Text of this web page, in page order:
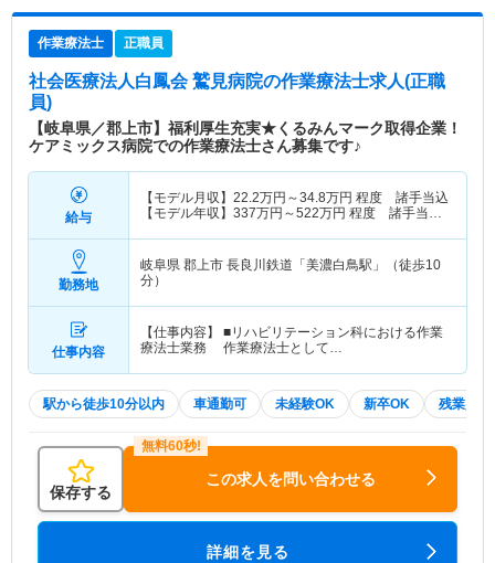
作業療法士 正職員
社会医療法人白鳳会 鷲見病院の作業療法士求人(正職
員)
【岐阜県／郡上市】福利厚生充実★くるみんマーク取得企業！
ケアミックス病院での作業療法士さん募集です♪
給与
【モデル月収】 22.2万円～34.8万円 程度 諸手当込
【モデル年収】 337万円～522万円 程度 諸手当・
勤務地
岐阜県 郡上市 長良川鉄道「美濃白鳥駅」（徒歩10
分）
仕事内容
【仕事内容】 ■リハビリテーション科における作業
療法士業務 作業療法士として…
駅から徒歩10分以内 車通勤可 未経験OK 新卒OK 残業少な
保存する
この求人を問い合わせる
詳細を見る